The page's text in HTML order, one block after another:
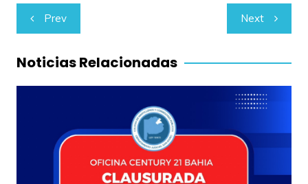
Navegación
de
entradas
Prev Next
Noticias Relacionadas